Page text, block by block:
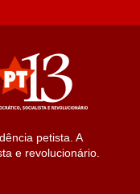
petista. A
e revolucionário.